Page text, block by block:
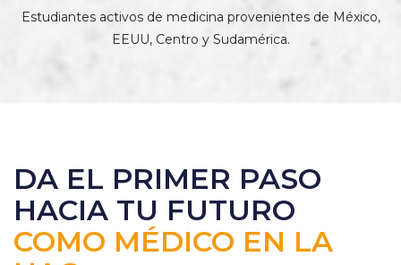
Estudiantes activos de medicina provenientes de México,
EEUU, Centro y Sudamérica.
DA EL PRIMER PASO
HACIA TU FUTURO
COMO MÉDICO EN LA